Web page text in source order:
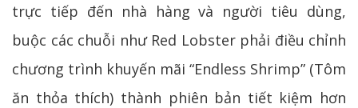
trực tiếp đến nhà hàng và người tiêu dùng,
buộc các chuỗi như Red Lobster phải điều chỉnh
chương trình khuyến mãi “Endless Shrimp” (Tôm
ăn thỏa thích) thành phiên bản tiết kiệm hơn